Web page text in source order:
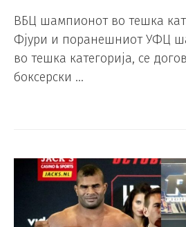
ВБЦ шампионот во тешка
Фјури и поранешниот УФЦ
во тешка категорија, се
боксерски …